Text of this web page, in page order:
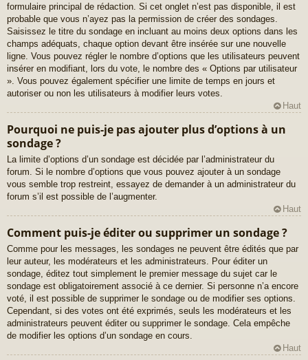
formulaire principal de rédaction. Si cet onglet n’est pas disponible, il est
probable que vous n’ayez pas la permission de créer des sondages.
Saisissez le titre du sondage en incluant au moins deux options dans les
champs adéquats, chaque option devant être insérée sur une nouvelle
ligne. Vous pouvez régler le nombre d’options que les utilisateurs peuvent
insérer en modifiant, lors du vote, le nombre des « Options par utilisateur
». Vous pouvez également spécifier une limite de temps en jours et
autoriser ou non les utilisateurs à modifier leurs votes.
Haut
Pourquoi ne puis-je pas ajouter plus d’options à un
sondage ?
La limite d’options d’un sondage est décidée par l’administrateur du
forum. Si le nombre d’options que vous pouvez ajouter à un sondage
vous semble trop restreint, essayez de demander à un administrateur du
forum s’il est possible de l’augmenter.
Haut
Comment puis-je éditer ou supprimer un sondage ?
Comme pour les messages, les sondages ne peuvent être édités que par
leur auteur, les modérateurs et les administrateurs. Pour éditer un
sondage, éditez tout simplement le premier message du sujet car le
sondage est obligatoirement associé à ce dernier. Si personne n’a encore
voté, il est possible de supprimer le sondage ou de modifier ses options.
Cependant, si des votes ont été exprimés, seuls les modérateurs et les
administrateurs peuvent éditer ou supprimer le sondage. Cela empêche
de modifier les options d’un sondage en cours.
Haut